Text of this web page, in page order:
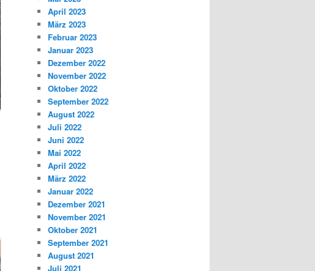
April 2023
März 2023
Februar 2023
Januar 2023
Dezember 2022
November 2022
Oktober 2022
September 2022
August 2022
Juli 2022
Juni 2022
Mai 2022
April 2022
März 2022
Januar 2022
Dezember 2021
November 2021
Oktober 2021
September 2021
August 2021
Juli 2021